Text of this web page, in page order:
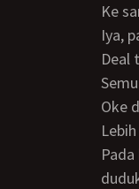
Ke
Iya,
Pada hari Minggu yang sudah dijanjikan, jam 9 pagi aku dan Robby sudah duduk-